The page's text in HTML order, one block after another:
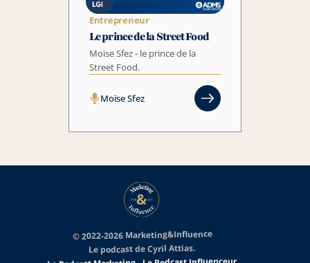
Entrepreneur
Le prince de la Street Food
Moïse Sfez - le prince de la
Street Food.
Moïse Sfez
© 2022-2026 Marketing&Influence
Le podcast de Cyril Attias.